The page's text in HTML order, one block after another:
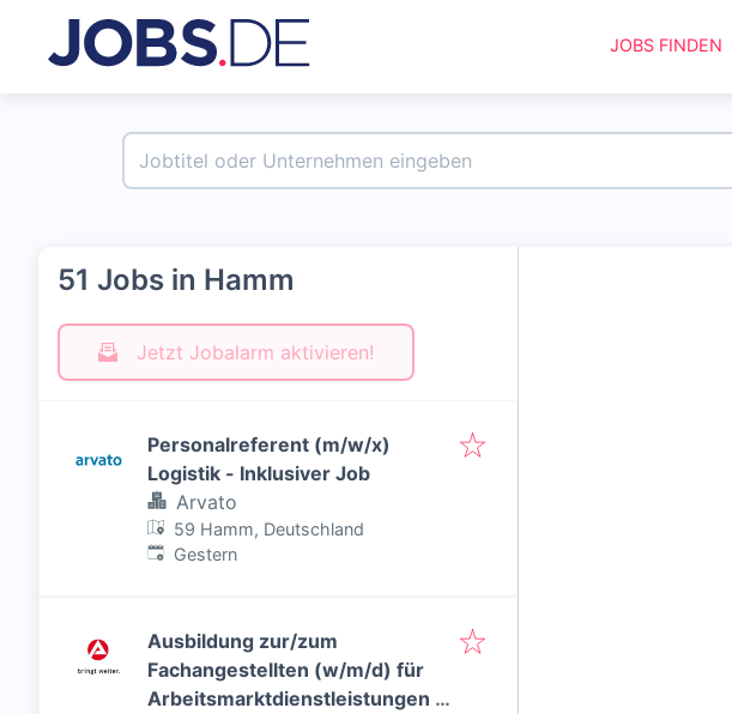
JOBS FINDEN
51 Jobs in Hamm
Jetzt Jobalarm aktivieren!
Personalreferent (m/w/x)
Logistik - Inklusiver Job
Arvato
59 Hamm, Deutschland
Veröffentlicht
Gestern
Ausbildung zur/zum
Fachangestellten (w/m/d) für
Arbeitsmarktdienstleistungen -